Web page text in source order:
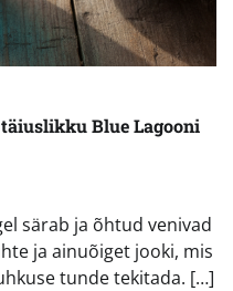
Blue Lagooni
särab ja õhtud venivad
ja ainuõiget jooki, mis
tunde tekitada. […]